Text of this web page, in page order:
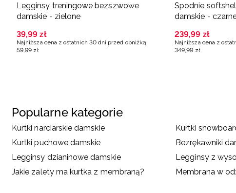
Legginsy treningowe bezszwowe
damskie - zielone
39,99 zł
Najniższa cena z ostatnich 30 dni przed obniżką
59 ,99 zł
Spodnie
damskie -
239,99 zł
Najniższa cena z
349 ,99 zł
Popularne kategorie
Kurtki narciarskie damskie Kurtki
Kurtki puchowe damskie
Bezrękawniki
Legginsy dzianinowe damskie
Legginsy z
Jakie zalety ma kurtka z membraną?
Membrana w